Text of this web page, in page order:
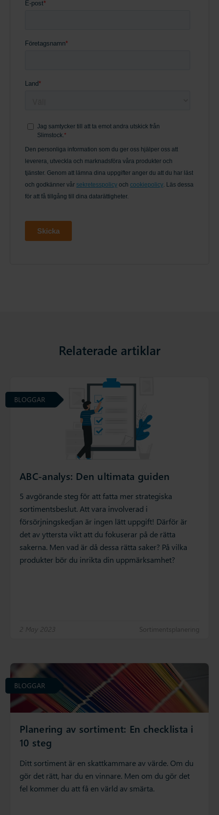
Relaterade artiklar
ABC-analys: Den ultimata guiden
5 avgörande steg för att fatta mer strategiska
sortimentsbeslut. Att vara involverad i
försörjningskedjan är ingen lätt uppgift! Därför är
det av yttersta vikt att du fokuserar på de rätta
sakerna. Men vad är då dessa rätta saker? På vilka
produkter bör du inrikta din uppmärksamhet?
2 May 2023 Sortimentsplanering
BLOGGAR
Planering av sortiment: En checklista i
10 steg
Ditt sortiment är en skattkammare av värde. Om du
gör det rätt, har du en vinnare. Men om du gör det
fel kommer du att få en värld av smärta.
BLOGGAR